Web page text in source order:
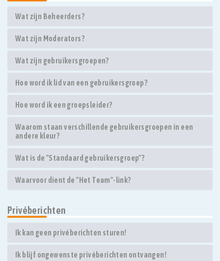
Wat zijn Beheerders?
Wat zijn Moderators?
Wat zijn gebruikersgroepen?
Hoe word ik lid van een gebruikersgroep?
Hoe word ik een groepsleider?
Waarom staan verschillende gebruikersgroepen in een
andere kleur?
Wat is de "Standaard gebruikersgroep"?
Waarvoor dient de "Het Team"-link?
Privéberichten
Ik kan geen privéberichten sturen!
Ik blijf ongewenste privéberichten ontvangen!